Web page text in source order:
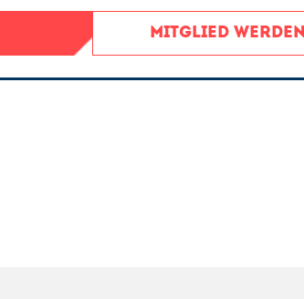
MITGLIED WERDEN